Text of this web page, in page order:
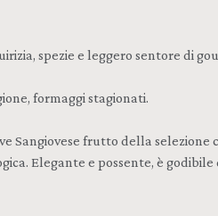
spezie e leggero sentore di
formaggi stagionati.
Sangiovese frutto della
Elegante e possente, è